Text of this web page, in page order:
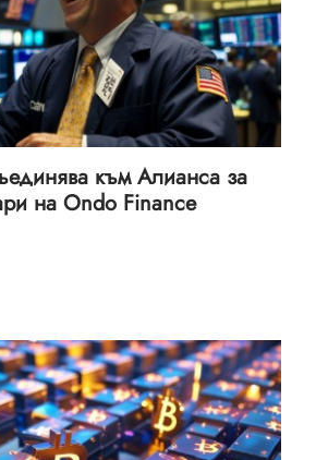
към Алианса за
на Ondo Finance